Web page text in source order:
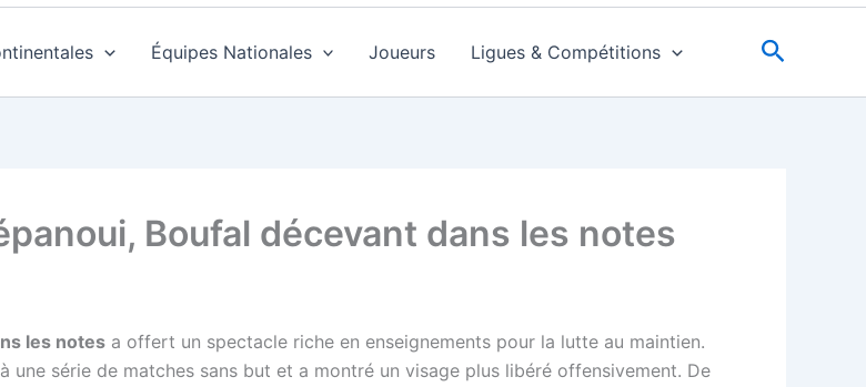
Équipes Nationales Joueurs Ligues & Compétitions
Boufal décevant dans les notes
les notes a offert un spectacle riche en enseignements pour la lutte au maintien.
une série de matches sans but et a montré un visage plus libéré offensivement. De